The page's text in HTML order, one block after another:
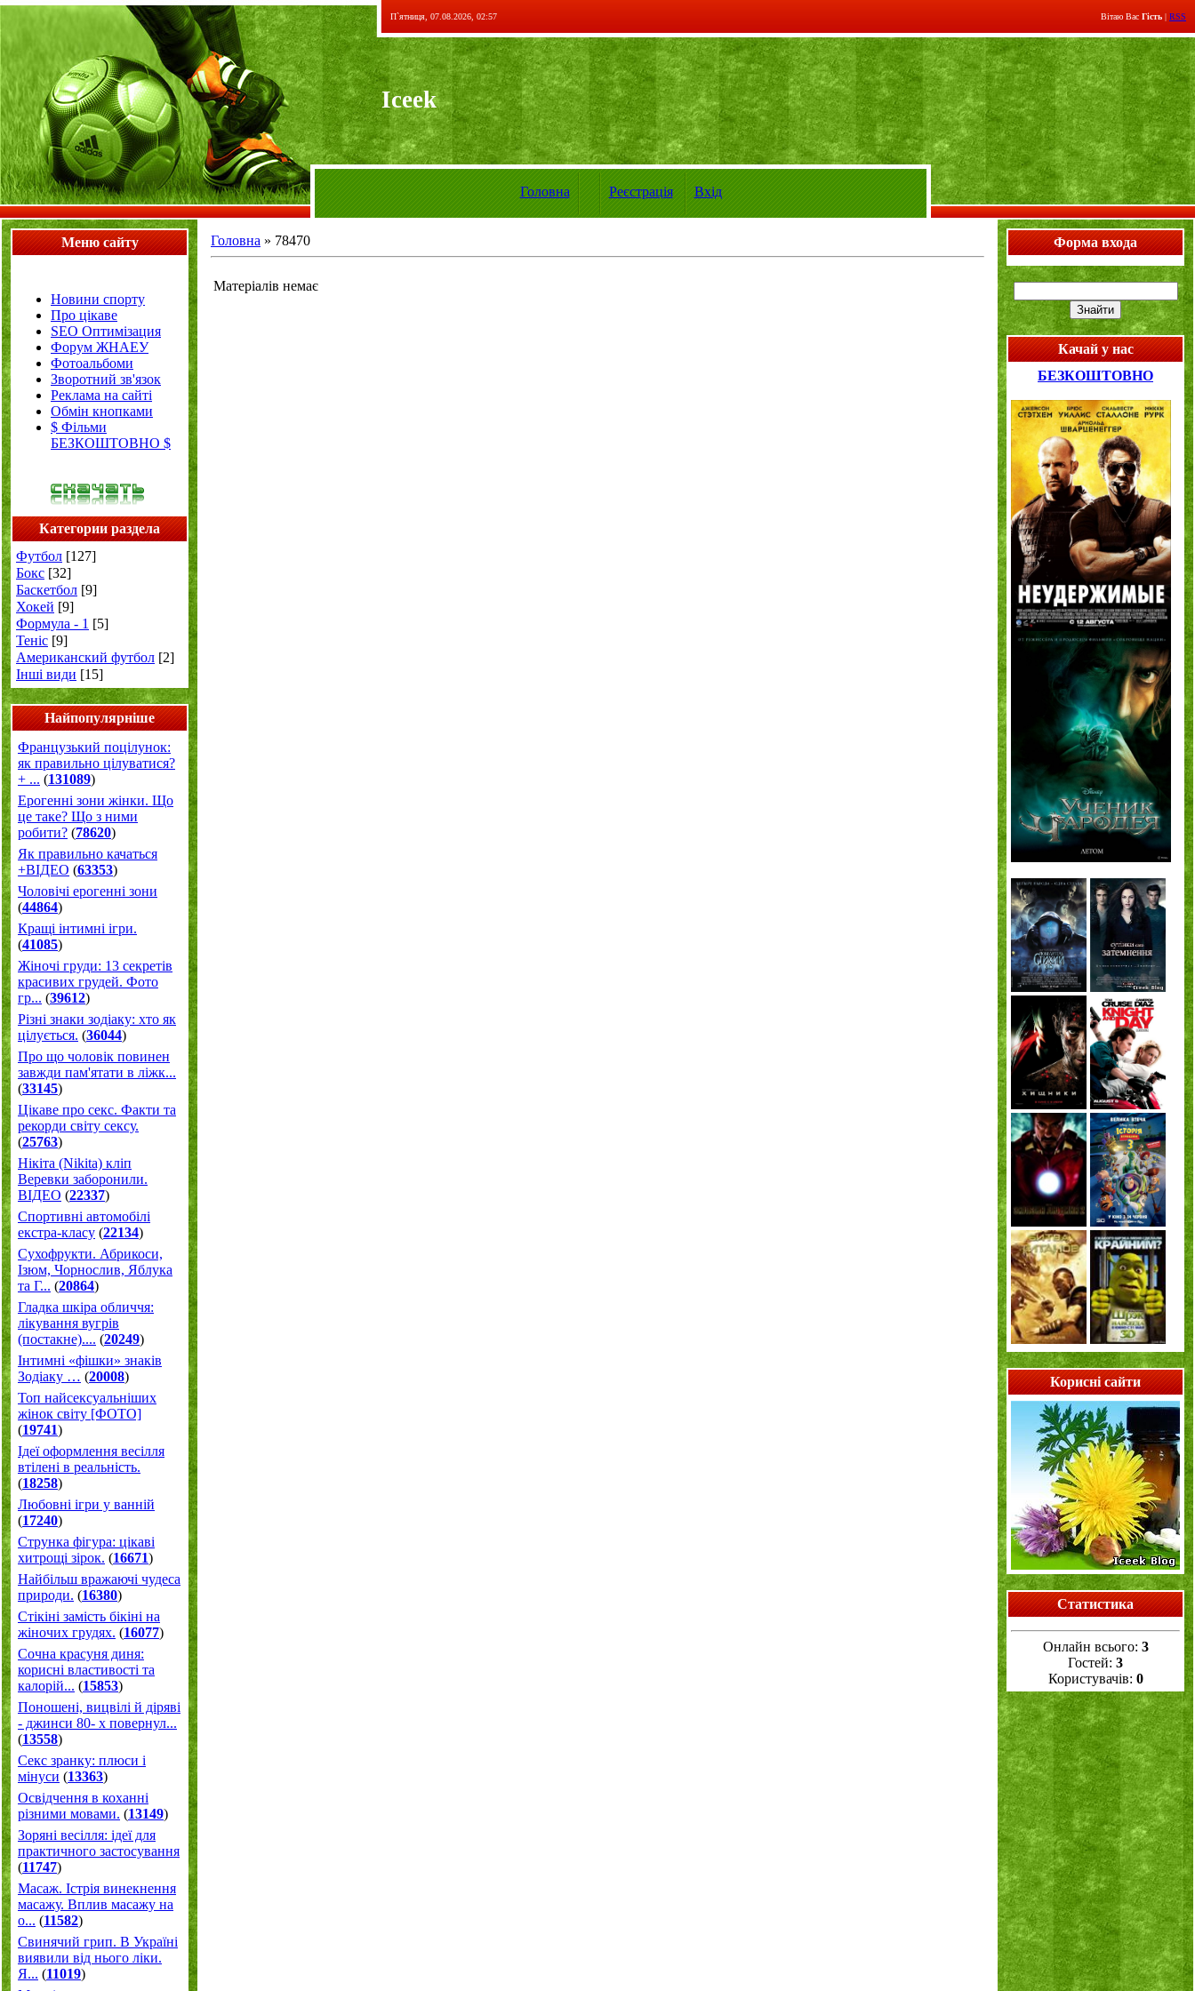
П`ятниця, 07.08.2026, 02:57 Вітаю Вас Гість | RSS
Iceek
Головна Реєстрація Вхід
Меню сайту
Новини спорту
Про цікаве
SEO Оптимізация
Форум ЖНАЕУ
Фотоальбоми
Зворотний зв'язок
Реклама на сайті
Обмін кнопками
$ Фільми
БЕЗКОШТОВНО $
Категории раздела
Футбол [127]
Бокс [32]
Баскетбол [9]
Хокей [9]
Формула - 1 [5]
Теніс [9]
Американский футбол [2]
Інші види [15]
Найпопулярніше
Французький поцілунок:
як правильно цілуватися?
+ ... (131089)
Ерогенні зони жінки. Що
це таке? Що з ними
робити? (78620)
Як правильно качаться
+ВІДЕО (63353)
Чоловічі ерогенні зони
(44864)
Кращі інтимні ігри.
(41085)
Жіночі груди: 13 секретів
красивих грудей. Фото
гр... (39612)
Різні знаки зодіаку: хто як
цілується. (36044)
Про що чоловік повинен
завжди пам'ятати в ліжк...
(33145)
Цікаве про секс. Факти та
рекорди світу сексу.
(25763)
Нікіта (Nikita) кліп
Веревки заборонили.
ВІДЕО (22337)
Спортивні автомобілі
екстра-класу (22134)
Cухофрукти. Абрикоси,
Ізюм, Чорнослив, Яблука
та Г... (20864)
Гладка шкіра обличчя:
лікування вугрів
(постакне).... (20249)
Інтимні «фішки» знаків
Зодіаку … (20008)
Топ найсексуальніших
жінок світу [ФОТО]
(19741)
Ідеї оформлення весілля
втілені в реальність.
(18258)
Любовні ігри у ванній
(17240)
Струнка фігура: цікаві
хитрощі зірок. (16671)
Найбільш вражаючі чудеса
природи. (16380)
Стікіні замість бікіні на
жіночих грудях. (16077)
Сочна красуня диня:
корисні властивості та
калорій... (15853)
Поношені, вицвілі й діряві
- джинси 80- х повернул...
(13558)
Секс зранку: плюси і
мінуси (13363)
Освідчення в коханні
різними мовами. (13149)
Зоряні весілля: ідеї для
практичного застосування
(11747)
Масаж. Істрія винекнення
масажу. Вплив масажу на
о... (11582)
Свинячий грип. В Україні
виявили від нього ліки.
Я... (11019)
Головна » 78470
Матеріалів немає
Форма входа
Качай у нас
БЕЗКОШТОВНО
Корисні сайти
Статистика
Онлайн всього: 3
Гостей: 3
Користувачів: 0